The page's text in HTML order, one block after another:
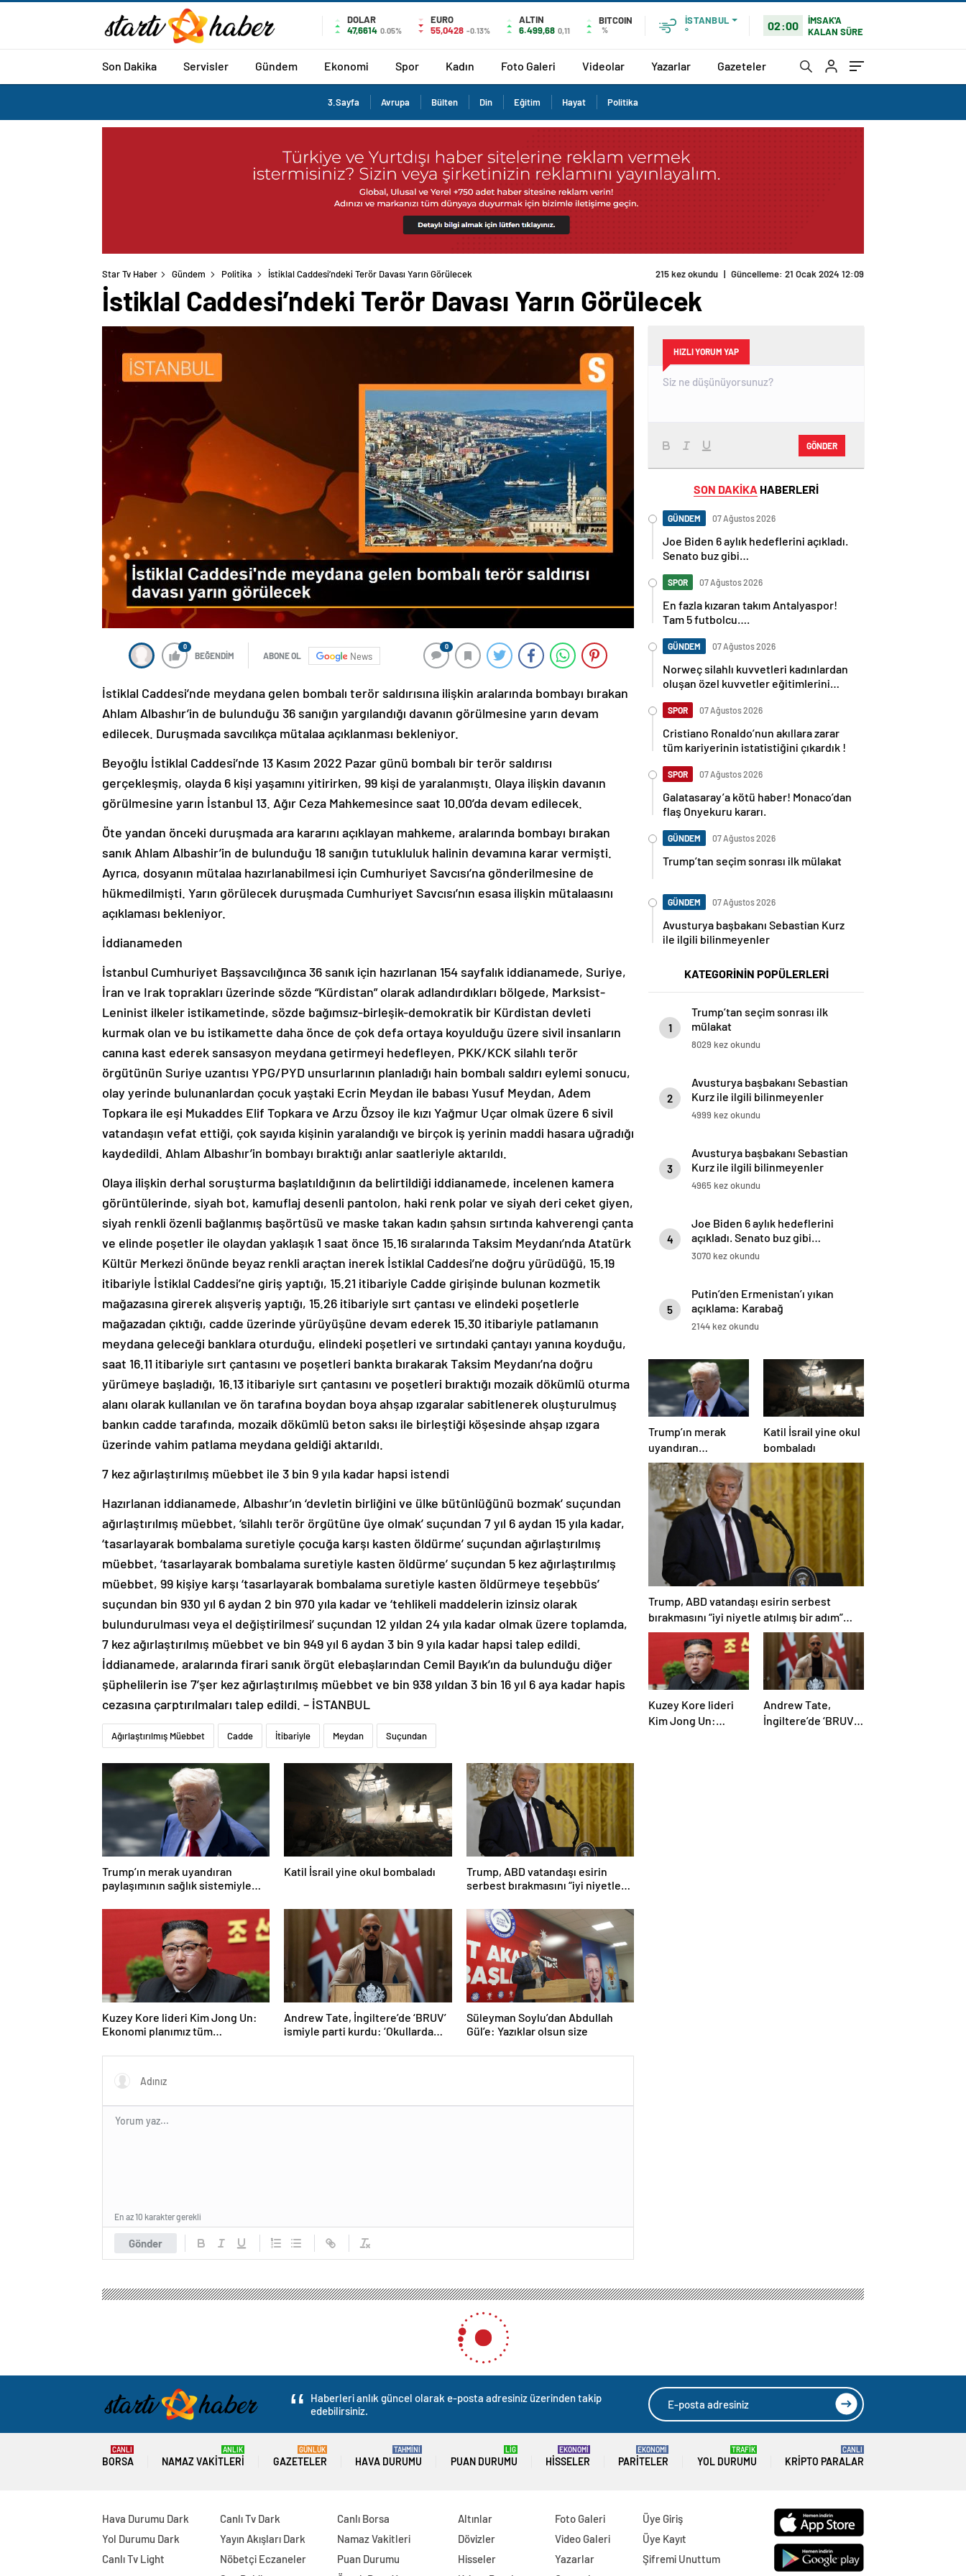
DOLAR
47,6614 0.05%
EURO
55,0428 -0.13%
ALTIN
6.499,68 0,11
BITCOIN
%
İSTANBUL
°
02:00
İMSAK'A
KALAN SÜRE
Son Dakika Servisler Gündem Ekonomi Spor Kadın Foto Galeri Videolar Yazarlar Gazeteler
3.Sayfa Avrupa Bülten Din Eğitim Hayat Politika
Star Tv Haber Gündem Politika İstiklal Caddesi’ndeki Terör Davası Yarın Görülecek 215 kez okundu | Güncelleme: 21 Ocak 2024 12:09
İstiklal Caddesi’ndeki Terör Davası Yarın Görülecek
0
BEĞENDİM ABONE OL News
0
İstiklal Caddesi’nde meydana gelen bombalı terör saldırısına ilişkin aralarında bombayı bırakan
Ahlam Albashır’in de bulunduğu 36 sanığın yargılandığı davanın görülmesine yarın devam
edilecek. Duruşmada savcılıkça mütalaa açıklanması bekleniyor.
Beyoğlu İstiklal Caddesi’nde 13 Kasım 2022 Pazar günü bombalı bir terör saldırısı
gerçekleşmiş, olayda 6 kişi yaşamını yitirirken, 99 kişi de yaralanmıştı. Olaya ilişkin davanın
görülmesine yarın İstanbul 13. Ağır Ceza Mahkemesince saat 10.00’da devam edilecek.
Öte yandan önceki duruşmada ara kararını açıklayan mahkeme, aralarında bombayı bırakan
sanık Ahlam Albashir’in de bulunduğu 18 sanığın tutukluluk halinin devamına karar vermişti.
Ayrıca, dosyanın mütalaa hazırlanabilmesi için Cumhuriyet Savcısı’na gönderilmesine de
hükmedilmişti. Yarın görülecek duruşmada Cumhuriyet Savcısı’nın esasa ilişkin mütalaasını
açıklaması bekleniyor.
İddianameden
İstanbul Cumhuriyet Başsavcılığınca 36 sanık için hazırlanan 154 sayfalık iddianamede, Suriye,
İran ve Irak toprakları üzerinde sözde “Kürdistan” olarak adlandırdıkları bölgede, Marksist-
Leninist ilkeler istikametinde, sözde bağımsız-birleşik-demokratik bir Kürdistan devleti
kurmak olan ve bu istikamette daha önce de çok defa ortaya koyulduğu üzere sivil insanların
canına kast ederek sansasyon meydana getirmeyi hedefleyen, PKK/KCK silahlı terör
örgütünün Suriye uzantısı YPG/PYD unsurlarının planladığı hain bombalı saldırı eylemi sonucu,
olay yerinde bulunanlardan çocuk yaştaki Ecrin Meydan ile babası Yusuf Meydan, Adem
Topkara ile eşi Mukaddes Elif Topkara ve Arzu Özsoy ile kızı Yağmur Uçar olmak üzere 6 sivil
vatandaşın vefat ettiği, çok sayıda kişinin yaralandığı ve birçok iş yerinin maddi hasara uğradığı
kaydedildi. Ahlam Albashır’in bombayı bıraktığı anlar saatleriyle aktarıldı.
Olaya ilişkin derhal soruşturma başlatıldığının da belirtildiği iddianamede, incelenen kamera
görüntülerinde, siyah bot, kamuflaj desenli pantolon, haki renk polar ve siyah deri ceket giyen,
siyah renkli özenli bağlanmış başörtüsü ve maske takan kadın şahsın sırtında kahverengi çanta
ve elinde poşetler ile olaydan yaklaşık 1 saat önce 15.16 sıralarında Taksim Meydanı’nda Atatürk
Kültür Merkezi önünde beyaz renkli araçtan inerek İstiklal Caddesi’ne doğru yürüdüğü, 15.19
itibariyle İstiklal Caddesi’ne giriş yaptığı, 15.21 itibariyle Cadde girişinde bulunan kozmetik
mağazasına girerek alışveriş yaptığı, 15.26 itibariyle sırt çantası ve elindeki poşetlerle
mağazadan çıktığı, cadde üzerinde yürüyüşüne devam ederek 15.30 itibariyle patlamanın
meydana geleceği banklara oturduğu, elindeki poşetleri ve sırtındaki çantayı yanına koyduğu,
saat 16.11 itibariyle sırt çantasını ve poşetleri bankta bırakarak Taksim Meydanı’na doğru
yürümeye başladığı, 16.13 itibariyle sırt çantasını ve poşetleri bıraktığı mozaik dökümlü oturma
alanı olarak kullanılan ve ön tarafına boydan boya ahşap ızgaralar sabitlenerek oluşturulmuş
bankın cadde tarafında, mozaik dökümlü beton saksı ile birleştiği köşesinde ahşap ızgara
üzerinde vahim patlama meydana geldiği aktarıldı.
7 kez ağırlaştırılmış müebbet ile 3 bin 9 yıla kadar hapsi istendi
Hazırlanan iddianamede, Albashır’ın ‘devletin birliğini ve ülke bütünlüğünü bozmak’ suçundan
ağırlaştırılmış müebbet, ‘silahlı terör örgütüne üye olmak’ suçundan 7 yıl 6 aydan 15 yıla kadar,
‘tasarlayarak bombalama suretiyle çocuğa karşı kasten öldürme’ suçundan ağırlaştırılmış
müebbet, ‘tasarlayarak bombalama suretiyle kasten öldürme’ suçundan 5 kez ağırlaştırılmış
müebbet, 99 kişiye karşı ‘tasarlayarak bombalama suretiyle kasten öldürmeye teşebbüs’
suçundan bin 930 yıl 6 aydan 2 bin 970 yıla kadar ve ‘tehlikeli maddelerin izinsiz olarak
bulundurulması veya el değiştirilmesi’ suçundan 12 yıldan 24 yıla kadar olmak üzere toplamda,
7 kez ağırlaştırılmış müebbet ve bin 949 yıl 6 aydan 3 bin 9 yıla kadar hapsi talep edildi.
İddianamede, aralarında firari sanık örgüt elebaşlarından Cemil Bayık’ın da bulunduğu diğer
şüphelilerin ise 7’şer kez ağırlaştırılmış müebbet ve bin 938 yıldan 3 bin 16 yıl 6 aya kadar hapis
cezasına çarptırılmaları talep edildi. – İSTANBUL
Ağırlaştırılmış Müebbet Cadde İtibariyle Meydan Suçundan
Trump’ın merak uyandıran
paylaşımının sağlık sistemiyle
Katil İsrail yine okul bombaladı
Trump, ABD vatandaşı esirin
serbest bırakmasını “iyi niyetle
değerlendirdi
Kuzey Kore lideri Kim Jong Un:
Ekonomi planımız tüm
Andrew Tate, İngiltere’de ‘BRUV’
ismiyle parti kurdu: ‘Okullarda
yasaklayacağız’
Süleyman Soylu’dan Abdullah
Gül’e: Yazıklar olsun size
Gönder
En az 10 karakter gerekli
HIZLI YORUM YAP
GÖNDER
SON DAKİKA HABERLERİ
GÜNDEM 07 Ağustos 2026
Joe Biden 6 aylık hedeflerini açıkladı.
Senato buz gibi…
SPOR 07 Ağustos 2026
En fazla kızaran takım Antalyaspor!
Tam 5 futbolcu….
GÜNDEM 07 Ağustos 2026
Norweç silahlı kuvvetleri kadınlardan
oluşan özel kuvvetler eğitimlerini
SPOR 07 Ağustos 2026
Cristiano Ronaldo’nun akıllara zarar
tüm kariyerinin istatistiğini çıkardık !
SPOR 07 Ağustos 2026
Galatasaray’a kötü haber! Monaco’dan
flaş Onyekuru kararı.
GÜNDEM 07 Ağustos 2026
Trump’tan seçim sonrası ilk mülakat
GÜNDEM 07 Ağustos 2026
Avusturya başbakanı Sebastian Kurz
ile ilgili bilinmeyenler
KATEGORİNİN POPÜLERLERİ
1
Trump’tan seçim sonrası ilk
mülakat
8029 kez okundu
2
Avusturya başbakanı Sebastian
Kurz ile ilgili bilinmeyenler
4999 kez okundu
3
Avusturya başbakanı Sebastian
Kurz ile ilgili bilinmeyenler
4965 kez okundu
4
Joe Biden 6 aylık hedeflerini
açıkladı. Senato buz gibi…
3070 kez okundu
5
Putin’den Ermenistan’ı yıkan
açıklama: Karabağ
Azerbaycan’ın ayrılmaz bir
2144 kez okundu
Trump’ın merak
uyandıran
paylaşımının sağlık
sistemiyle ilgili
kararname olduğu
anlaşıldı
Katil İsrail yine okul
bombaladı
Trump, ABD vatandaşı esirin serbest
bırakmasını “iyi niyetle atılmış bir adım”
olarak değerlendirdi
Kuzey Kore lideri
Kim Jong Un:
Andrew Tate,
İngiltere’de ‘BRUV’
Haberleri anlık güncel olarak e-posta adresiniz üzerinden takip
edebilirsiniz.
BORSA
CANLI
NAMAZ VAKITLERI
ANLIK
GAZETELER
GÜNLÜK
HAVA DURUMU
TAHMİNİ
PUAN DURUMU
LİG
HISSELER
EKONOMİ
PARITELER
EKONOMİ
YOL DURUMU
TRAFİK
KRIPTO PARALAR
CANLI
Hava Durumu Dark
Yol Durumu Dark
Canlı Tv Light
Canlı Tv Dark
Yayın Akışları Dark
Nöbetçi Eczaneler
Canlı Borsa
Namaz Vakitleri
Puan Durumu
Altınlar
Dövizler
Hisseler
Foto Galeri
Video Galeri
Yazarlar
Üye Giriş
Üye Kayıt
Şifremi Unuttum